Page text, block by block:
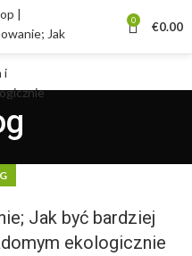
0 €0.00
Jak być bardziej
ekologicznie